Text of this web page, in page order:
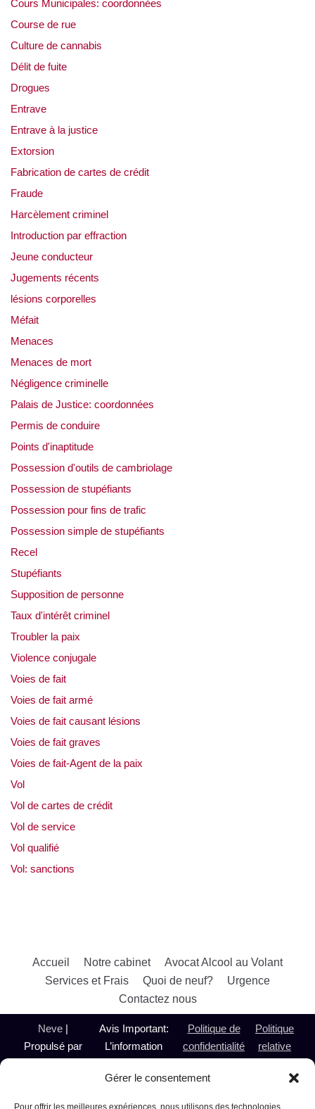
Gérer le consentement
Pour offrir les meilleures expériences, nous utilisons des technologies
Cours Municipales: coordonnées
Course de rue
Culture de cannabis
Délit de fuite
Drogues
Entrave
Entrave à la justice
Extorsion
Fabrication de cartes de crédit
Fraude
Harcèlement criminel
Introduction par effraction
Jeune conducteur
Jugements récents
lésions corporelles
Méfait
Menaces
Menaces de mort
Négligence criminelle
Palais de Justice: coordonnées
Permis de conduire
Points d'inaptitude
Possession d'outils de cambriolage
Possession de stupéfiants
Possession pour fins de trafic
Possession simple de stupéfiants
Recel
Stupéfiants
Supposition de personne
Taux d'intérêt criminel
Troubler la paix
Violence conjugale
Voies de fait
Voies de fait armé
Voies de fait causant lésions
Voies de fait graves
Voies de fait-Agent de la paix
Vol
Vol de cartes de crédit
Vol de service
Vol qualifié
Vol: sanctions
Accueil Notre cabinet
Avocat Alcool au Volant
Services et Frais
Quoi de neuf?
Urgence
Contactez nous
Neve|
Propulsé par
Avis Important:
L’information
présent site est de
Politique de
confidentialité
Politique
relative
témoins